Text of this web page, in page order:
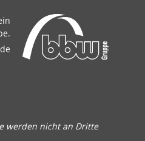
werden nicht an Dritte